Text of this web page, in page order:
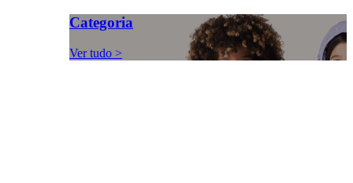
Categoria
Ver tudo >